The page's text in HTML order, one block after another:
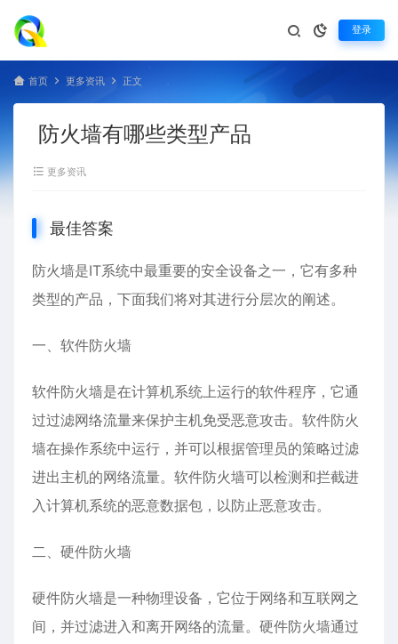
登录
首页 更多资讯 正文
防火墙有哪些类型产品
更多资讯
最佳答案
防火墙是IT系统中最重要的安全设备之一，它有多种
类型的产品，下面我们将对其进行分层次的阐述。
一、软件防火墙
软件防火墙是在计算机系统上运行的软件程序，它通
过过滤网络流量来保护主机免受恶意攻击。软件防火
墙在操作系统中运行，并可以根据管理员的策略过滤
进出主机的网络流量。软件防火墙可以检测和拦截进
入计算机系统的恶意数据包，以防止恶意攻击。
二、硬件防火墙
硬件防火墙是一种物理设备，它位于网络和互联网之
间，并过滤进入和离开网络的流量。硬件防火墙通过